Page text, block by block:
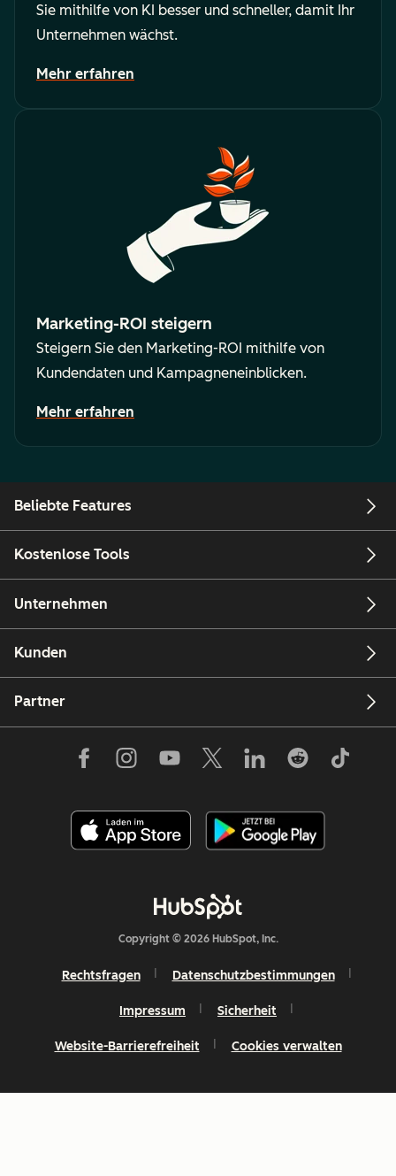
Sie mithilfe von KI besser und schneller, damit Ihr
Unternehmen wächst.
Mehr erfahren
Marketing-ROI steigern
Steigern Sie den Marketing-ROI mithilfe von
Kundendaten und Kampagneneinblicken.
Mehr erfahren
Beliebte Features
Kostenlose Tools
Unternehmen
Kunden
Partner
Copyright © 2026 HubSpot, Inc.
Rechtsfragen Datenschutzbestimmungen
Impressum Sicherheit
Website-Barrierefreiheit Cookies verwalten